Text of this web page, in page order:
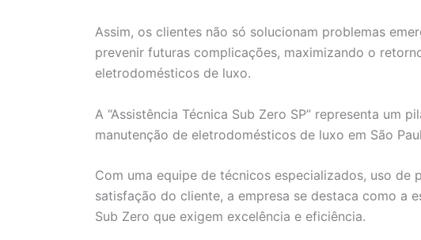
Assim, os clientes não só solucionam problemas
prevenir futuras complicações, maximizando o
eletrodomésticos de luxo.
A “Assistência Técnica Sub Zero SP” representa um
manutenção de eletrodomésticos de luxo em São
Com uma equipe de técnicos especializados, uso de
satisfação do cliente, a empresa se destaca como a
Sub Zero que exigem excelência e eficiência.